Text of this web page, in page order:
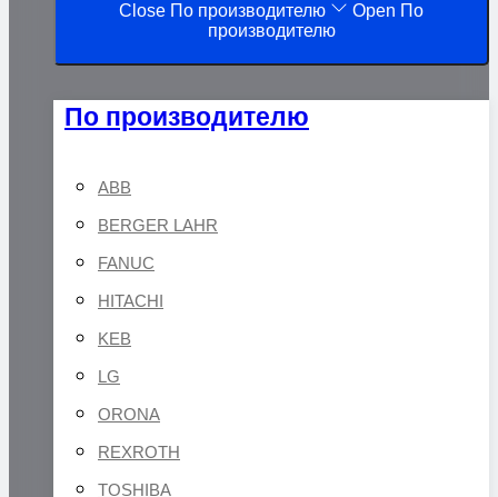
Close По производителю
Open По
производителю
По производителю
ABB
BERGER LAHR
FANUC
HITACHI
KEB
LG
ORONA
REXROTH
TOSHIBA